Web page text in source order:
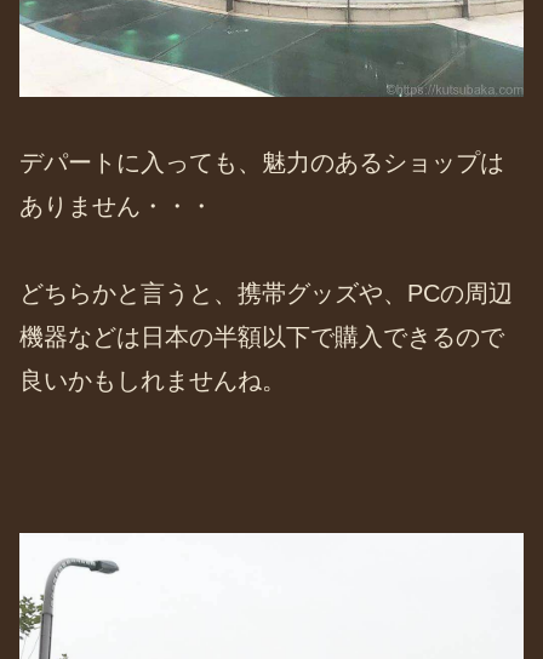
デパートに入っても、魅力のあるショップは
ありません・・・
どちらかと言うと、携帯グッズや、PCの周辺
機器などは日本の半額以下で購入できるので
良いかもしれませんね。